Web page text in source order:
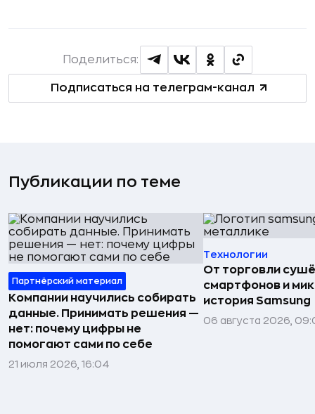
Подписаться на телеграм-канал
Поделиться:
Публикации по теме
Партнёрский материал
Компании научились собирать
данные. Принимать решения —
нет: почему цифры не
помогают сами по себе
21 июля 2026, 16:04
Технологии
От торговли
смартфонов и
история Samsung
06 августа 2026,